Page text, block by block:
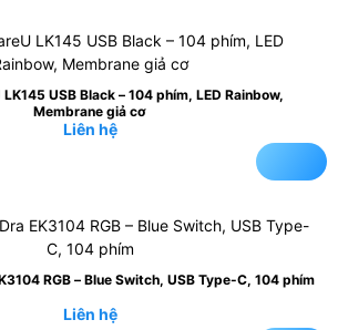
USB Black – 104 phím, LED Rainbow,
Membrane giả cơ
Liên hệ
RGB – Blue Switch, USB Type-C, 104 phím
Liên hệ